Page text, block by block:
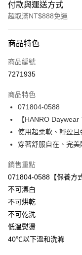
付款與運送方式
超取滿NT$888免運
信用卡一次付款
信用卡分期付款
合作金庫商業銀行
華南商業銀行
上海商業儲蓄銀行
國泰世華商業銀行
臺灣中小企業銀行
聯邦商業銀行
元大商業銀行
台新國際商業銀行
台灣樂天信用卡公司
Apple Pay
悠遊付
ATM付款
運送方式
付款後全家取貨$888免
每筆NT$90，滿
商品特色
商品編號
7271935
商品特色
071804-0588
【HANRO Daywear
使用超柔軟、輕盈且
穿著舒服自在、完美
銷售重點
071804-0588【保養方
不可漂白
不可烘乾
不可乾洗
低溫熨燙
40℃以下溫和洗滌